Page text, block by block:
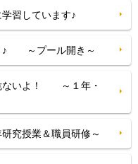
習しています♪
♪ ～プール開き～
ないよ！ ～１年・
究授業＆職員研修～